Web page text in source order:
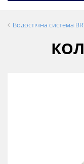
Водостічна система